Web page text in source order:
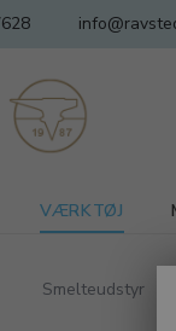
VÆRKTØJ
Smelteudstyr